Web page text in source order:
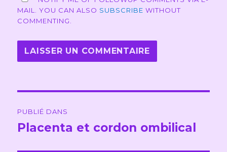
MAIL. YOU CAN ALSO SUBSCRIBE WITHOUT
COMMENTING.
de
PUBLIÉ DANS
Placenta et cordon ombilical